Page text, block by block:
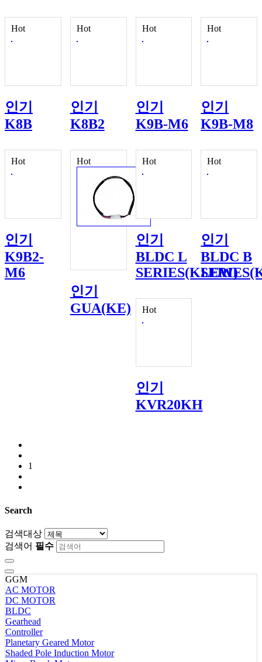
Hot
인기
K8B
Hot
인기
K8B2
Hot
인기
K9B-M6
Hot
인기
K9B-M8
Hot
인기
K9B2-
M6
Hot
인기
GUA(KE)
Hot
인기
BLDC L
SERIES(KLEW)
Hot
인기
BLDC B
Hot
인기
KVR20KH
1
Search
검색대상
검색어 필수
GGM
AC MOTOR
DC MOTOR
BLDC
Gearhead
Controller
Planetary Geared Motor
Shaded Pole Induction Motor